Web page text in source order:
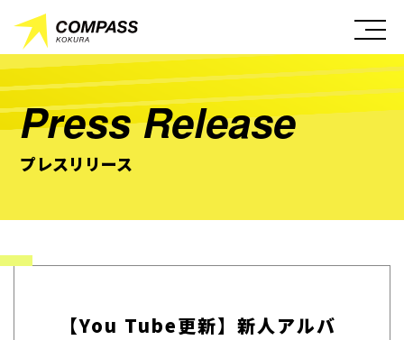
Press Release
プレスリリース
【You Tube更新】新人アルバ